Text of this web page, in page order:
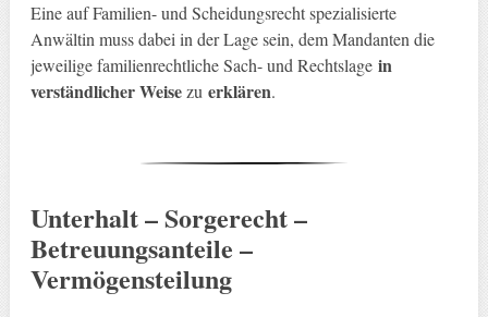
Eine auf Familien- und Scheidungsrecht spezialisierte
Anwältin muss dabei in der Lage sein, dem Mandanten die
jeweilige familienrechtliche Sach- und Rechtslage in
verständlicher Weisezu erklären.
Unterhalt – Sorgerecht –
Betreuungsanteile –
Vermögensteilung